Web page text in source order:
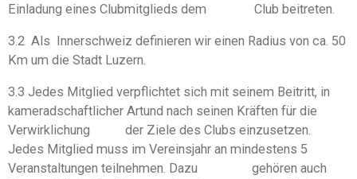
Einladung eines Clubmitglieds dem Club beitreten.
3.2 Als Innerschweiz definieren wir einen Radius von ca. 50
Km um die Stadt Luzern.
3.3 Jedes Mitglied verpflichtet sich mit seinem Beitritt, in
kameradschaftlicher Artund nach seinen Kräften für die
Verwirklichung der Ziele des Clubs einzusetzen.
Jedes Mitglied muss im Vereinsjahr an mindestens 5
Veranstaltungen teilnehmen. Dazu gehören auch